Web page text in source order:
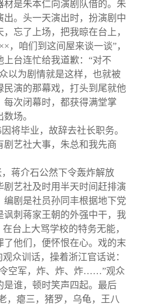
材是朱本仁向演剧队借的。朱
出。头一天演出时，扮演剧中
忘了上场，把我晾在台上，
，咱们到这间屋来谈一谈”，
台连忙给我道歉：“对不
以为剧情就是这样，也就被
民演的那幕戏，打头到尾就他
次闭幕时，都获得满堂掌
场。
将毕业，故辞去社长职务。
剧艺社大事，朱总和我先商
蒋介石公然下令轰炸解放
剧艺社及时用半天时间赶排演
编剧是社员孙同丰根据地下党
讽刺蒋家王朝的外强中干，我
台上大骂学校的特务无能，
了他们，便怀恨在心。戏的末
众训话，操着浙江官话说：
空军，炸、炸、炸……”观众
是谁，顿时笑声四起。最后
，瘪三，猪罗，乌龟，王八